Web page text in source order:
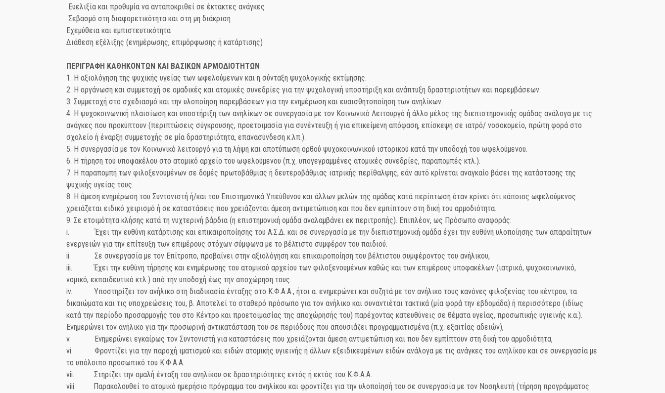
Ευελιξία και προθυμία να ανταποκριθεί σε έκτακτες ανάγκες
Σεβασμό στη διαφορετικότητα και στη μη διάκριση
Εχεμύθεια και εμπιστευτικότητα
Διάθεση εξέλιξης (ενημέρωσης, επιμόρφωσης ή κατάρτισης)
ΠΕΡΙΓΡΑΦΗ ΚΑΘΗΚΟΝΤΩΝ ΚΑΙ ΒΑΣΙΚΩΝ ΑΡΜΟΔΙΟΤΗΤΩΝ
1. Η αξιολόγηση της ψυχικής υγείας των ωφελούμενων και η σύνταξη ψυχολογικής εκτίμησης.
2. Η οργάνωση και συμμετοχή σε ομαδικές και ατομικές συνεδρίες για την ψυχολογική υποστήριξη και ανάπτυξη δραστηριοτήτων και παρεμβάσεων.
3. Συμμετοχή στο σχεδιασμό και την υλοποίηση παρεμβάσεων για την ενημέρωση και ευαισθητοποίηση των ανηλίκων.
4. Η ψυχοκοινωνική πλαισίωση και υποστήριξη των ανηλίκων σε συνεργασία με τον Κοινωνικό Λειτουργό ή άλλο μέλος της διεπιστημονικής ομάδας ανάλογα με τις
ανάγκες που προκύπτουν (περιπτώσεις σύγκρουσης, προετοιμασία για συνέντευξη ή για επικείμενη απόφαση, επίσκεψη σε ιατρό/ νοσοκομείο, πρώτη φορά στο
σχολείο ή έναρξη συμμετοχής σε μία δραστηριότητα, επανασύνδεση κ.λπ.).
5. Η συνεργασία με τον Κοινωνικό λειτουργό για τη λήψη και αποτύπωση ορθού ψυχοκοινωνικού ιστορικού κατά την υποδοχή του ωφελούμενου.
6. Η τήρηση του υποφακέλου στο ατομικό αρχείο του ωφελούμενου (π.χ. υπογεγραμμένες ατομικές συνεδρίες, παραπομπές κτλ.).
7. Η παραπομπή των φιλοξενουμένων σε δομές πρωτοβάθμιας ή δευτεροβάθμιας ιατρικής περίθαλψης, εάν αυτό κρίνεται αναγκαίο βάσει της κατάστασης της
ψυχικής υγείας τους.
8. Η άμεση ενημέρωση του Συντονιστή ή/και του Επιστημονικά Υπεύθυνου και άλλων μελών της ομάδας κατά περίπτωση όταν κρίνει ότι κάποιος ωφελούμενος
χρειάζεται ειδικό χειρισμό ή σε καταστάσεις που χρειάζονται άμεση αντιμετώπιση και που δεν εμπίπτουν στη δική του αρμοδιότητα.
9. Σε ετοιμότητα κλήσης κατά τη νυχτερινή βάρδια (η επιστημονική ομάδα αναλαμβάνει εκ περιτροπής). Επιπλέον, ως Πρόσωπο αναφοράς:
i. Έχει την ευθύνη κατάρτισης και επικαιροποίησης του Α.Σ.Δ. και σε συνεργασία με την διεπιστημονική ομάδα έχει την ευθύνη υλοποίησης των απαραίτητων
ενεργειών για την επίτευξη των επιμέρους στόχων σύμφωνα με το βέλτιστο συμφέρον του παιδιού.
ii. Σε συνεργασία με τον Επίτροπο, προβαίνει στην αξιολόγηση και επικαιροποίηση του βέλτιστου συμφέροντος του ανήλικου,
iii. Έχει την ευθύνη τήρησης και ενημέρωσης του ατομικού αρχείου των φιλοξενουμένων καθώς και των επιμέρους υποφακέλων (ιατρικό, ψυχοκοινωνικό,
νομικό, εκπαιδευτικό κτλ.) από την υποδοχή έως την αποχώρηση τους.
iv. Υποστηρίζει τον ανήλικο στη διαδικασία ένταξης στο Κ.Φ.Α.Α., ήτοι α. ενημερώνει και συζητά με τον ανήλικο τους κανόνες φιλοξενίας του κέντρου, τα
δικαιώματα και τις υποχρεώσεις του, β. Αποτελεί το σταθερό πρόσωπο για τον ανήλικο και συναντιέται τακτικά (μία φορά την εβδομάδα) ή περισσότερο (ιδίως
κατά την περίοδο προσαρμογής του στο Κέντρο και προετοιμασίας της αποχώρησής του) παρέχοντας κατευθύνεις σε θέματα υγείας, προσωπικής υγιεινής κ.α.).
Ενημερώνει τον ανήλικο για την προσωρινή αντικατάσταση του σε περιόδους που απουσιάζει προγραμματισμένα (π.χ. εξαιτίας αδειών),
v. Ενημερώνει εγκαίρως τον Συντονιστή για καταστάσεις που χρειάζονται άμεση αντιμετώπιση και που δεν εμπίπτουν στη δική του αρμοδιότητα,
vi. Φροντίζει για την παροχή ιματισμού και ειδών ατομικής υγιεινής ή άλλων εξειδικευμένων ειδών ανάλογα με τις ανάγκες του ανηλίκου και σε συνεργασία με
το υπόλοιπο προσωπικό του Κ.Φ.Α.Α.
vii. Στηρίζει την ομαλή ένταξη του ανηλίκου σε δραστηριότητες εντός ή εκτός του Κ.Φ.Α.Α.
viii. Παρακολουθεί το ατομικό ημερήσιο πρόγραμμα του ανηλίκου και φροντίζει για την υλοποίησή του σε συνεργασία με τον Νοσηλευτή (τήρηση προγράμματος